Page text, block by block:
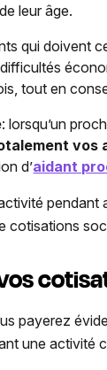
leur âge.
qui doivent
tout en
: lorsqu’un
vos
d’aidant
cotisations
payerez
une activité